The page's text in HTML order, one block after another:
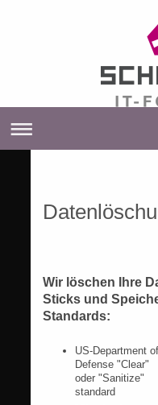
Wir löschen Ihre
Sticks und
Standards:
US-Department of
Defense "Clear"
oder "Sanitize"
standard